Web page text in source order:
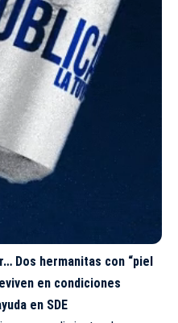
Dos hermanitas con “piel
en condiciones
en SDE